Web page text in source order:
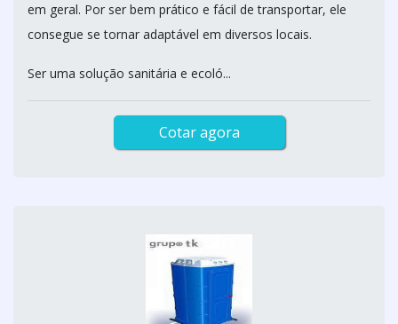
em geral. Por ser bem prático e fácil de transportar, ele
consegue se tornar adaptável em diversos locais.
Ser uma solução sanitária e ecoló...
Cotar agora